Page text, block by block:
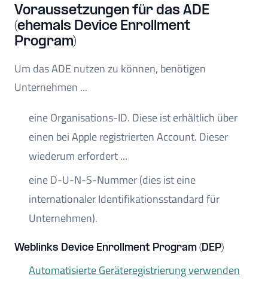
Voraussetzungen für das ADE
(ehemals Device Enrollment
Program)
Um das ADE nutzen zu können, benötigen
Unternehmen ...
eine Organisations-ID. Diese ist erhältlich über
einen bei Apple registrierten Account. Dieser
wiederum erfordert ...
eine D-U-N-S-Nummer (dies ist eine
internationaler Identifikationsstandard für
Unternehmen).
Weblinks Device Enrollment Program (DEP)
Automatisierte Geräteregistrierung verwenden